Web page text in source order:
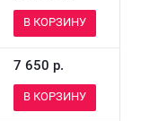
В КОРЗИНУ
7 650 р.
В КОРЗИНУ